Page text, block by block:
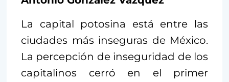
La capital potosina está entre las
ciudades más inseguras de México.
La percepción de inseguridad de los
capitalinos cerró en el primer